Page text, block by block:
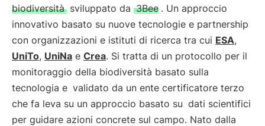
biodiversità sviluppato da 3Bee . Un approccio
innovativo basato su nuove tecnologie e partnership
con organizzazioni e istituti di ricerca tra cui ESA,
UniTo, UniNa e Crea. Si tratta di un protocollo per il
monitoraggio della biodiversità basato sulla
tecnologia e validato da un ente certificatore terzo
che fa leva su un approccio basato su dati scientifici
per guidare azioni concrete sul campo. Nato dalla